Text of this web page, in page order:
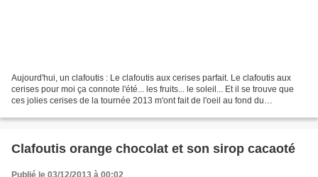
Aujourd'hui, un clafoutis : Le clafoutis aux cerises parfait. Le clafoutis aux
cerises pour moi ça connote l'été... les fruits... le soleil... Et il se trouve que
ces jolies cerises de la tournée 2013 m'ont fait de l'oeil au fond du
Clafoutis orange chocolat et son sirop cacaoté
Publié le 03/12/2013 à 00:02